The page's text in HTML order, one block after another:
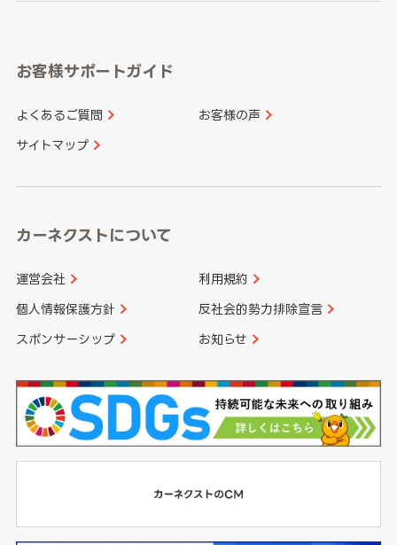
愛知県
和歌山県
山口県
香川県 愛媛県
長崎県
大分県 宮崎県
お客様サポートガイド
よくあるご質問 お客様の声
サイトマップ
カーネクストについて
運営会社 利用規約
個人情報保護方針 反社会的勢力排除宣言
スポンサーシップ お知らせ